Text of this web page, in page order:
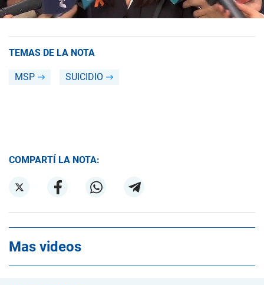
TEMAS DE LA NOTA
MSP SUICIDIO
COMPARTÍ LA NOTA:
Mas videos